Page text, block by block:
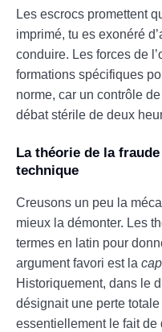
Les escrocs promettent
imprimé, tu es exonéré
conduire. Les forces de
formations spécifiques
norme, car un contrôle
débat stérile de deux
La théorie de la
technique
Creusons un peu la
mieux la démonter. Les
termes en latin pour
argument favori est la
Historiquement, dans le
désignait une perte
essentiellement le fait